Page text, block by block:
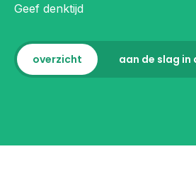
Geef denktijd
overzicht aan de slag in